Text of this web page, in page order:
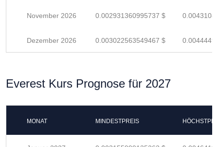
November 2026 0.002931360995737 $
Dezember 2026 0.003022563549467 $
Everest Kurs Prognose für 2027
MONAT MINDESTPREIS